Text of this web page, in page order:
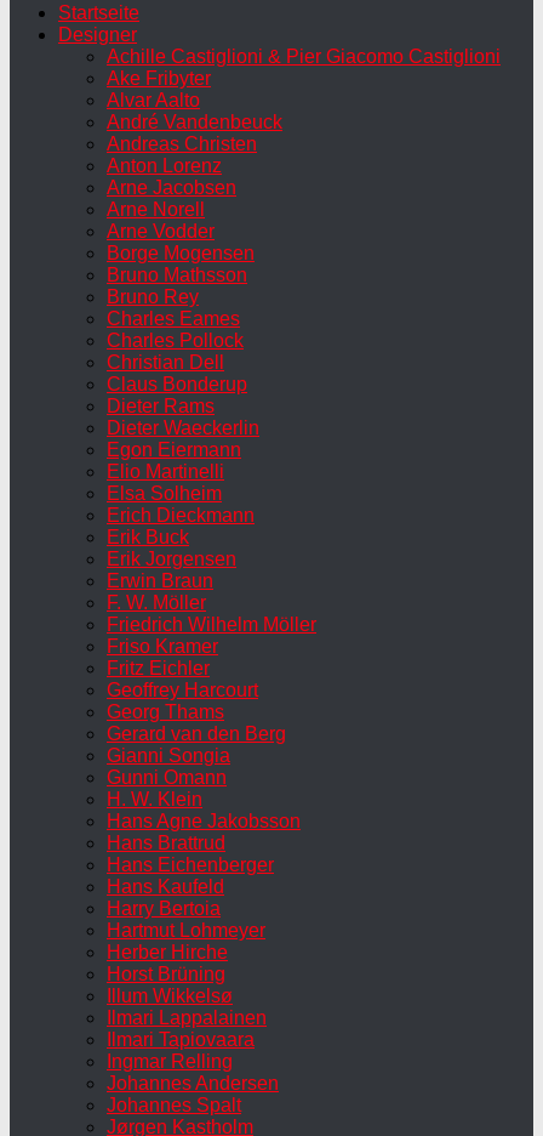
Startseite
Designer
Achille Castiglioni & Pier Giacomo Castiglioni
Ake Fribyter
Alvar Aalto
André Vandenbeuck
Andreas Christen
Anton Lorenz
Arne Jacobsen
Arne Norell
Arne Vodder
Borge Mogensen
Bruno Mathsson
Bruno Rey
Charles Eames
Charles Pollock
Christian Dell
Claus Bonderup
Dieter Rams
Dieter Waeckerlin
Egon Eiermann
Elio Martinelli
Elsa Solheim
Erich Dieckmann
Erik Buck
Erik Jorgensen
Erwin Braun
F. W. Möller
Friedrich Wilhelm Möller
Friso Kramer
Fritz Eichler
Geoffrey Harcourt
Georg Thams
Gerard van den Berg
Gianni Songia
Gunni Omann
H. W. Klein
Hans Agne Jakobsson
Hans Brattrud
Hans Eichenberger
Hans Kaufeld
Harry Bertoia
Hartmut Lohmeyer
Herber Hirche
Horst Brüning
Illum Wikkelsø
Ilmari Lappalainen
Ilmari Tapiovaara
Ingmar Relling
Johannes Andersen
Johannes Spalt
Jørgen Kastholm